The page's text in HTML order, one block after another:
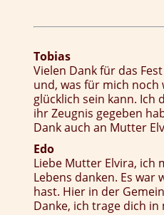
Tobias
Vielen Dank für das
und, was für mich
glücklich sein kann. Ich
ihr Zeugnis gegeben
Dank auch an Mutter
Edo
Liebe Mutter Elvira, ich
Lebens danken. Es
hast. Hier in der
Danke, ich trage dich in